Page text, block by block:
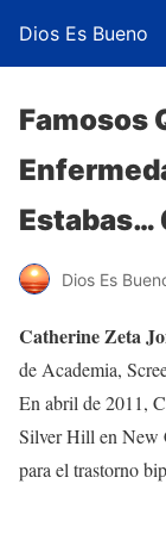
Dios Es Bueno
Famosos
Estabas…
Dios Es
Catherine Zeta
de Academia,
En abril de 2011,
Silver Hill en New
para el trastorno